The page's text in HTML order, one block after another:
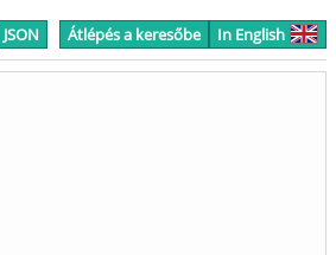
JSON Átlépés a keresőbe In English